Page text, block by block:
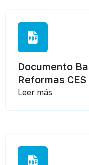
Documento
Reformas CES
Leer más